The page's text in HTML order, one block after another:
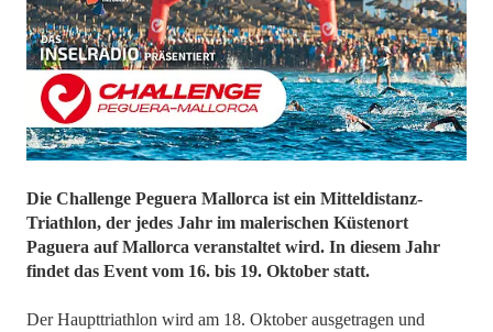
Die Challenge Peguera Mallorca ist ein Mitteldistanz-
Triathlon, der jedes Jahr im malerischen Küstenort
Paguera auf Mallorca veranstaltet wird. In diesem Jahr
findet das Event vom 16. bis 19. Oktober statt.
Der Haupttriathlon wird am 18. Oktober ausgetragen und